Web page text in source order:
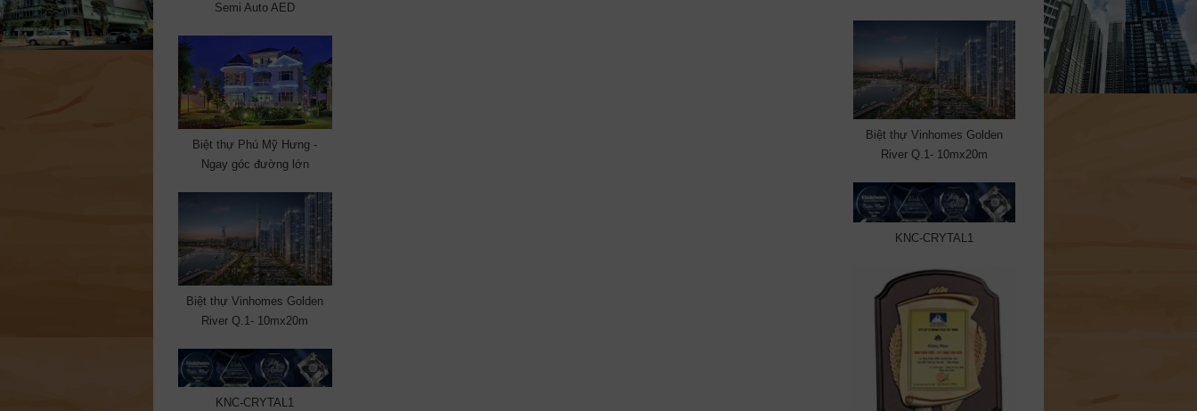
Biệt thự Vinhomes Golden
River Q.1- 10mx20m
KNC-CRYTAL1
Semi Auto AED
Biệt thự Phú Mỹ Hưng -
Ngay góc đường lớn
Biệt thự Vinhomes Golden
River Q.1- 10mx20m
KNC-CRYTAL1